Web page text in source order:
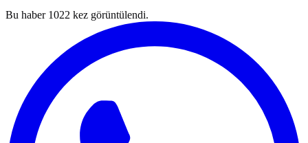
Bu haber 1022 kez görüntülendi.